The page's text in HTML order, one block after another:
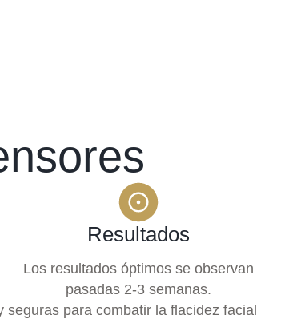
Resultados
Los resultados óptimos se observan
pasadas 2-3 semanas.
para combatir la flacidez facial